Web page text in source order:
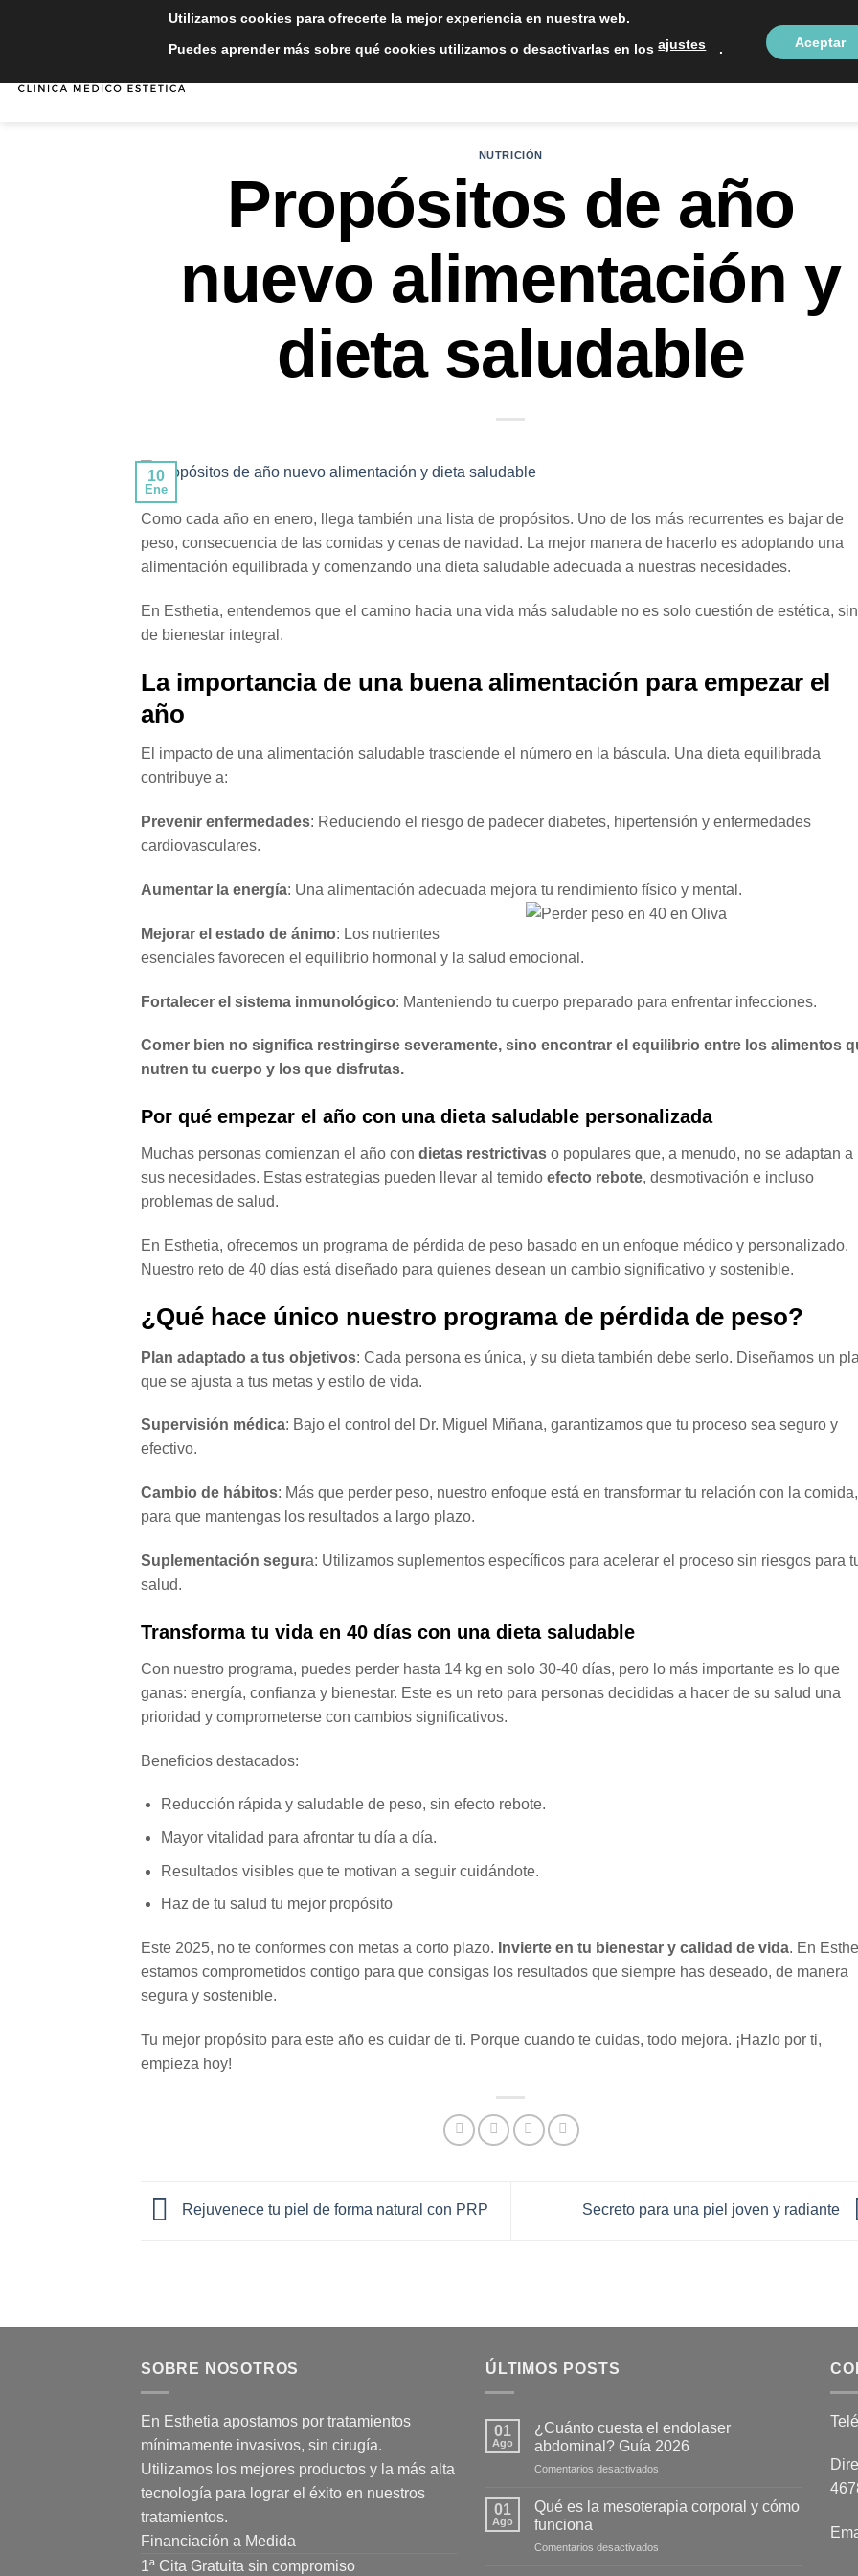
NUTRICIÓN
Propósitos de año
nuevo alimentación y
dieta saludable
10
Ene
Como cada año en enero, llega también una lista de propósitos. Uno de los más recurrentes es bajar de
peso, consecuencia de las comidas y cenas de navidad. La mejor manera de hacerlo es adoptando una
alimentación equilibrada y comenzando una dieta saludable adecuada a nuestras necesidades.
En Esthetia, entendemos que el camino hacia una vida más saludable no es solo cuestión de estética,
de bienestar integral.
La importancia de una buena alimentación para empezar el
año
El impacto de una alimentación saludable trasciende el número en la báscula. Una dieta equilibrada
contribuye a:
Prevenir enfermedades: Reduciendo el riesgo de padecer diabetes, hipertensión y enfermedades
cardiovasculares.
Aumentar la energía: Una alimentación adecuada mejora tu rendimiento físico y mental.
Mejorar el estado de ánimo: Los nutrientes
esenciales favorecen el equilibrio hormonal y la salud emocional.
Fortalecer el sistema inmunológico: Manteniendo tu cuerpo preparado para enfrentar infecciones.
Comer bien no significa restringirse severamente, sino encontrar el equilibrio entre los alimentos
nutren tu cuerpo y los que disfrutas.
Por qué empezar el año con una dieta saludable personalizada
Muchas personas comienzan el año con dietas restrictivas o populares que, a menudo, no se adaptan a
sus necesidades. Estas estrategias pueden llevar al temido efecto rebote, desmotivación e incluso
problemas de salud.
En Esthetia, ofrecemos un programa de pérdida de peso basado en un enfoque médico y personalizado.
Nuestro reto de 40 días está diseñado para quienes desean un cambio significativo y sostenible.
¿Qué hace único nuestro programa de pérdida de peso?
Plan adaptado a tus objetivos: Cada persona es única, y su dieta también debe serlo. Diseñamos un
que se ajusta a tus metas y estilo de vida.
Supervisión médica: Bajo el control del Dr. Miguel Miñana, garantizamos que tu proceso sea seguro y
efectivo.
Cambio de hábitos: Más que perder peso, nuestro enfoque está en transformar tu relación con la comida,
para que mantengas los resultados a largo plazo.
Suplementación segura: Utilizamos suplementos específicos para acelerar el proceso sin riesgos para
salud.
Transforma tu vida en 40 días con una dieta saludable
Con nuestro programa, puedes perder hasta 14 kg en solo 30-40 días, pero lo más importante es lo que
ganas: energía, confianza y bienestar. Este es un reto para personas decididas a hacer de su salud una
prioridad y comprometerse con cambios significativos.
Beneficios destacados:
Reducción rápida y saludable de peso, sin efecto rebote.
Mayor vitalidad para afrontar tu día a día.
Resultados visibles que te motivan a seguir cuidándote.
Haz de tu salud tu mejor propósito
Este 2025, no te conformes con metas a corto plazo. Invierte en tu bienestar y calidad de vida. En
estamos comprometidos contigo para que consigas los resultados que siempre has deseado, de manera
segura y sostenible.
Tu mejor propósito para este año es cuidar de ti. Porque cuando te cuidas, todo mejora. ¡Hazlo por ti,
empieza hoy!
Rejuvenece tu piel de forma natural con PRP Secreto para una piel joven y radiante
SOBRE NOSOTROS
En Esthetia apostamos por tratamientos
mínimamente invasivos, sin cirugía.
Utilizamos los mejores productos y la más alta
tecnología para lograr el éxito en nuestros
tratamientos.
Financiación a Medida
1ª Cita Gratuita sin compromiso
ÚLTIMOS POSTS
01
Ago
¿Cuánto cuesta el endolaser
abdominal? Guía 2026
Comentarios desactivados
cuesta
01
Ago
Qué es la mesoterapia corporal y cómo
funciona
Comentarios desactivados
Utilizamos cookies para ofrecerte la mejor experiencia en nuestra web.
Puedes aprender más sobre qué cookies utilizamos o desactivarlas en losajustes . Aceptar